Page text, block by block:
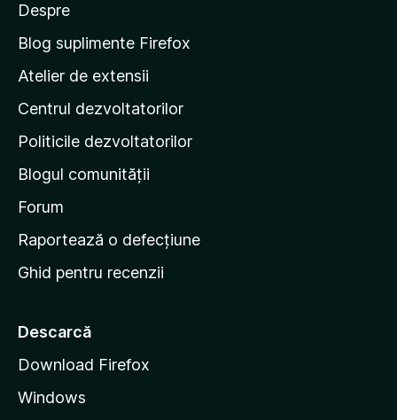
p
e
a
g
i
a
d
e
t
r
M
o
Despre
Blog suplimente Firefox
Atelier de extensii
Centrul dezvoltatorilor
Politicile dezvoltatorilor
Blogul comunității
Forum
Raportează o defecțiune
Ghid pentru recenzii
Descarcă
Download Firefox
Windows